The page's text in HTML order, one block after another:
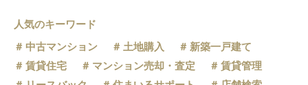
人気のキーワード
中古マンション
土地購入
新築一戸建て
賃貸住宅
マンション売却・査定
賃貸管理